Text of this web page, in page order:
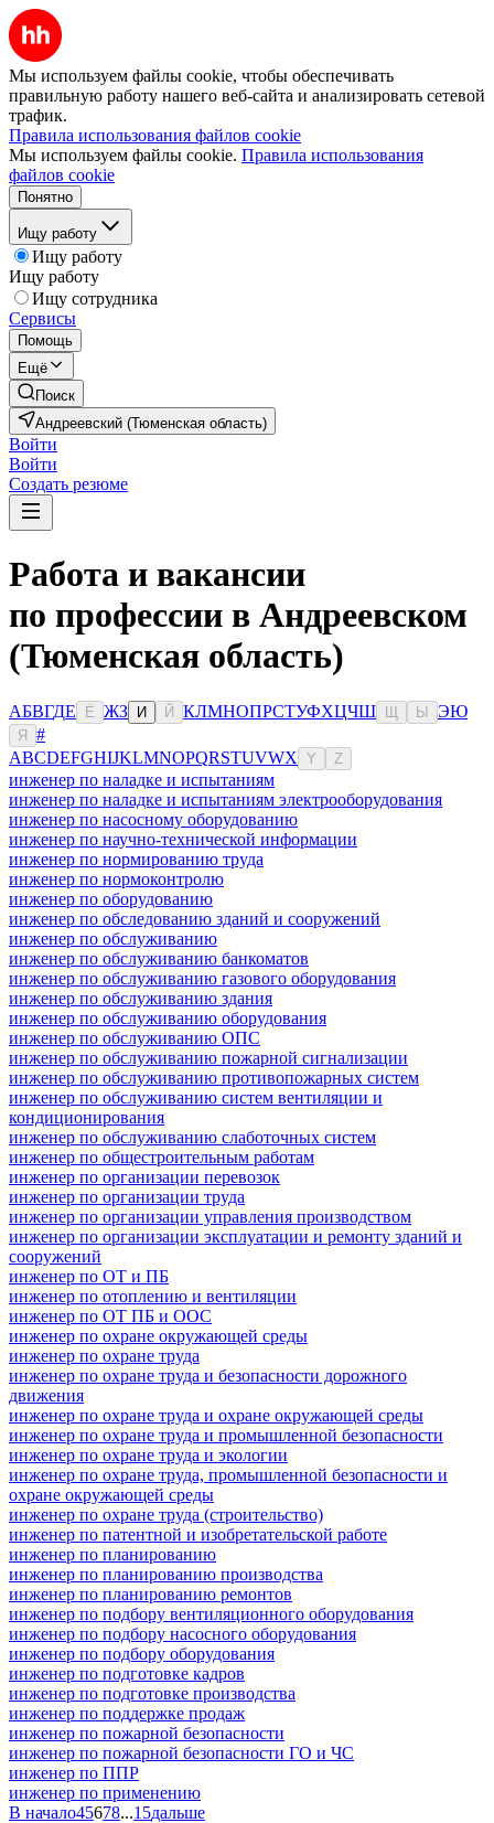
Мы используем файлы cookie, чтобы обеспечивать
правильную работу нашего веб-сайта и анализировать сетевой
трафик.
Правила использования файлов cookie
Мы используем файлы cookie. Правила использования
файлов cookie
Понятно
Ищу работу
Ищу работу
Ищу работу
Ищу сотрудника
Сервисы
Помощь
Ещё
Поиск
Андреевский (Тюменская область)
Войти
Войти
Создать резюме
Работа и вакансии
по профессии в Андреевском
(Тюменская область)
АБВГДЕ Ё ЖЗ И Й КЛМНОПРСТУФХЦЧШ Ы ЭЮ
Я
#
ABCDEFGHIJKLMNOPQRSTUVWX Y Z
инженер по наладке и испытаниям
инженер по наладке и испытаниям электрооборудования
инженер по насосному оборудованию
инженер по научно-технической информации
инженер по нормированию труда
инженер по нормоконтролю
инженер по оборудованию
инженер по обследованию зданий и сооружений
инженер по обслуживанию
инженер по обслуживанию банкоматов
инженер по обслуживанию газового оборудования
инженер по обслуживанию здания
инженер по обслуживанию оборудования
инженер по обслуживанию ОПС
инженер по обслуживанию пожарной сигнализации
инженер по обслуживанию противопожарных систем
инженер по обслуживанию систем вентиляции и
кондиционирования
инженер по обслуживанию слаботочных систем
инженер по общестроительным работам
инженер по организации перевозок
инженер по организации труда
инженер по организации управления производством
инженер по организации эксплуатации и ремонту зданий и
сооружений
инженер по ОТ и ПБ
инженер по отоплению и вентиляции
инженер по ОТ ПБ и ООС
инженер по охране окружающей среды
инженер по охране труда
инженер по охране труда и безопасности дорожного
движения
инженер по охране труда и охране окружающей среды
инженер по охране труда и промышленной безопасности
инженер по охране труда и экологии
инженер по охране труда, промышленной безопасности и
охране окружающей среды
инженер по охране труда (строительство)
инженер по патентной и изобретательской работе
инженер по планированию
инженер по планированию производства
инженер по планированию ремонтов
инженер по подбору вентиляционного оборудования
инженер по подбору насосного оборудования
инженер по подбору оборудования
инженер по подготовке кадров
инженер по подготовке производства
инженер по поддержке продаж
инженер по пожарной безопасности
инженер по пожарной безопасности ГО и ЧС
инженер по ППР
инженер по применению
В начало45678...15дальше